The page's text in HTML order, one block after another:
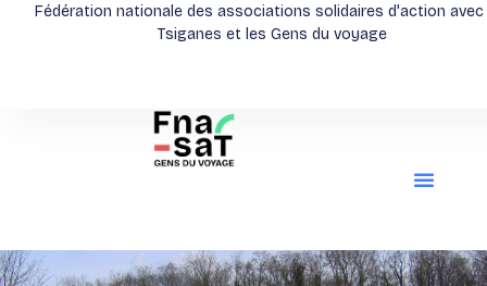
Fédération nationale des associations solidaires d'action avec
Tsiganes et les Gens du voyage